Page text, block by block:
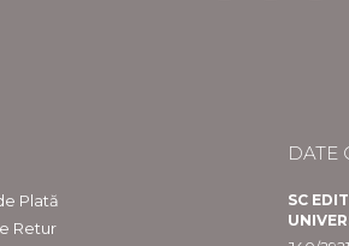
Plată
Retur
DATE
SC